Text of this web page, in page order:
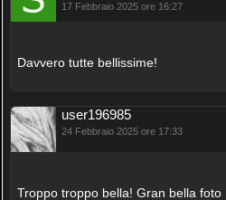
17 Febbraio 2025 ore 16:27
Davvero tutte bellissime!
user196985
24 Febbraio 2025 ore 17:33
Troppo troppo bella! Gran bella foto